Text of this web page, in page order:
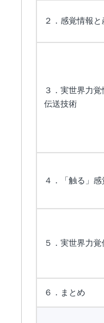
２．感覚情報
３．実世界力
伝送技術
４．「触る」
５．実世界力
６．まとめ